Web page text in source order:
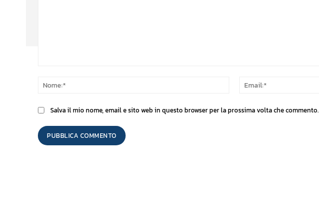
Nome:*
Salva il mio nome, email e sito web in questo browser per la prossima volta che commento.